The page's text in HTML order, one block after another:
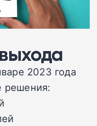
2023 года
решения: